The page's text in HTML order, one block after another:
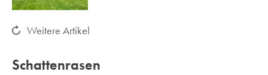
Weitere Artikel
Schattenrasen